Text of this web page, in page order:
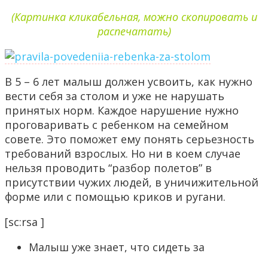
(Картинка кликабельная, можно скопировать и
распечатать)
В 5 – 6 лет малыш должен усвоить, как нужно
вести себя за столом и уже не нарушать
принятых норм. Каждое нарушение нужно
проговаривать с ребенком на семейном
совете. Это поможет ему понять серьезность
требований взрослых. Но ни в коем случае
нельзя проводить “разбор полетов” в
присутствии чужих людей, в уничижительной
форме или с помощью криков и ругани.
[sc:rsa ]
Малыш уже знает, что сидеть за